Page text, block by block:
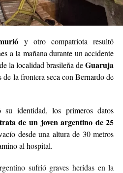
y otro compatriota resultó
a la mañana durante un accidente
la localidad brasileña deGuaruja
la frontera seca con Bernardo de
identidad, los primeros datos
de un joven argentino de 25
desde una altura de 30 metros
al hospital.
sufrió graves heridas en la